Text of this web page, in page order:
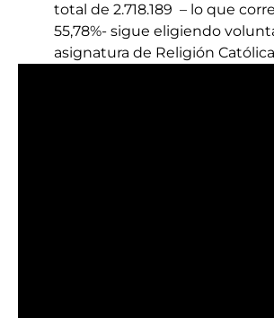
total de 2.718.189 – lo que
55,78%- sigue eligiendo
asignatura de Religión